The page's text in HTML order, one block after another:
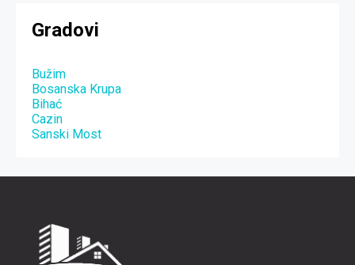
Gradovi
Bužim
Bosanska Krupa
Bihać
Cazin
Sanski Most